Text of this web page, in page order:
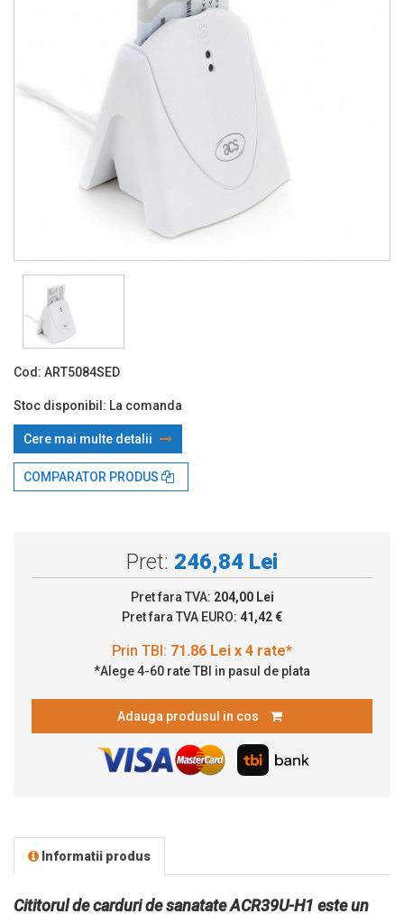
Cod: ART5084SED
Stoc disponibil: La comanda
Cere mai multe detalii
COMPARATOR PRODUS
Pret: 246,84 Lei
Pret fara TVA: 204,00 Lei
Pret fara TVA EURO: 41,42 €
Prin TBI: 71.86 Lei x 4 rate*
*Alege 4-60 rate TBI in pasul de plata
Adauga produsul in cos
Informatii produs
Cititorul de carduri de sanatate ACR39U-H1 este un